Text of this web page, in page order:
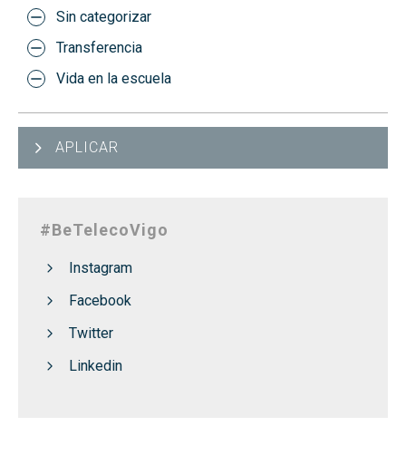
Sin categorizar
Transferencia
Vida en la escuela
APLICAR
#BeTelecoVigo
Instagram
Facebook
Twitter
Linkedin